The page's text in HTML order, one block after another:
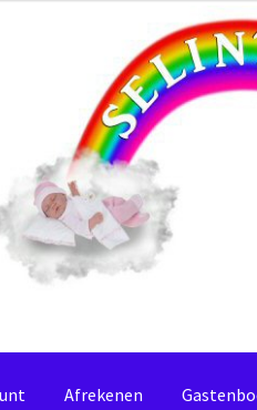
Afrekenen